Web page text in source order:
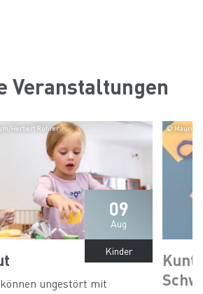
Veranstaltungen
09
Aug
Herbert Rohrer
Kinder
ungestört mit
© Maurice